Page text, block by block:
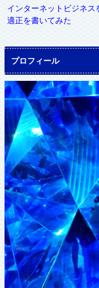
インターネットビジネス
適正を書いてみた
プロフィール